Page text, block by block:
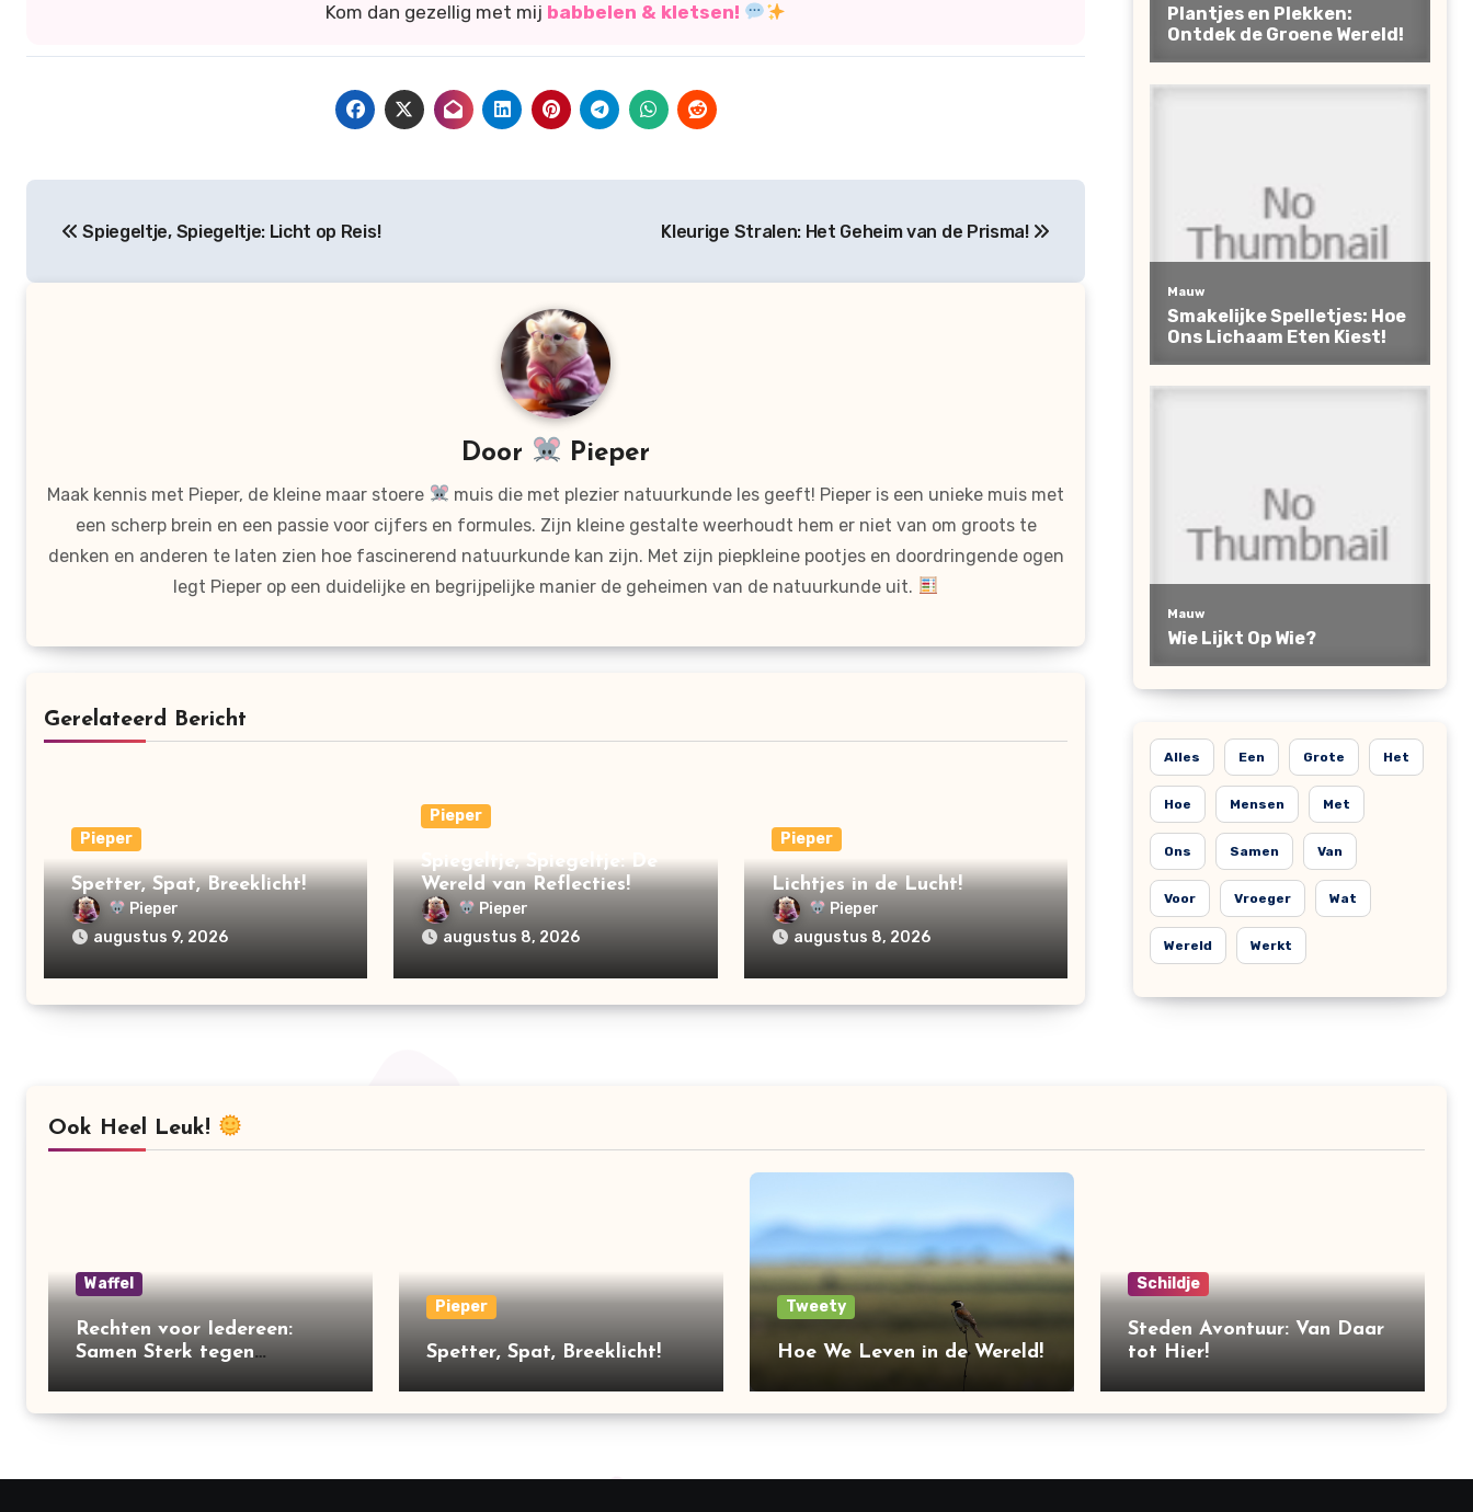
Kom dan gezellig met mij babbelen & kletsen!
navigatie
Spiegeltje, Spiegeltje: Licht op Reis! Kleurige Stralen: Het Geheim van de Prisma!
Door Pieper
Maak kennis met Pieper, de kleine maar stoere
muis die met plezier natuurkunde les geeft! Pieper is een unieke muis met
een scherp brein en een passie voor cijfers en formules. Zijn kleine gestalte weerhoudt hem er niet van om groots te
denken en anderen te laten zien hoe fascinerend natuurkunde kan zijn. Met zijn piepkleine pootjes en doordringende ogen
legt Pieper op een duidelijke en begrijpelijke manier de geheimen van de natuurkunde uit.
Gerelateerd Bericht
Pieper
Spetter, Spat, Breeklicht!
Pieper
augustus 9, 2026
Pieper
Spiegeltje, Spiegeltje: De
Wereld van Reflecties!
Pieper
augustus 8, 2026
Pieper
Lichtjes in de Lucht!
Pieper
augustus 8, 2026
Alles Een Grote Het
Hoe Mensen Met
Ons Samen Van
Voor Vroeger Wat
Wereld Werkt
Ook Heel Leuk!
Waffel
Rechten voor Iedereen:
Samen Sterk tegen
Pieper
Spetter, Spat, Breeklicht!
Tweety
Hoe We Leven in de Wereld!
Schildje
Steden Avontuur: Van Daar
tot Hier!